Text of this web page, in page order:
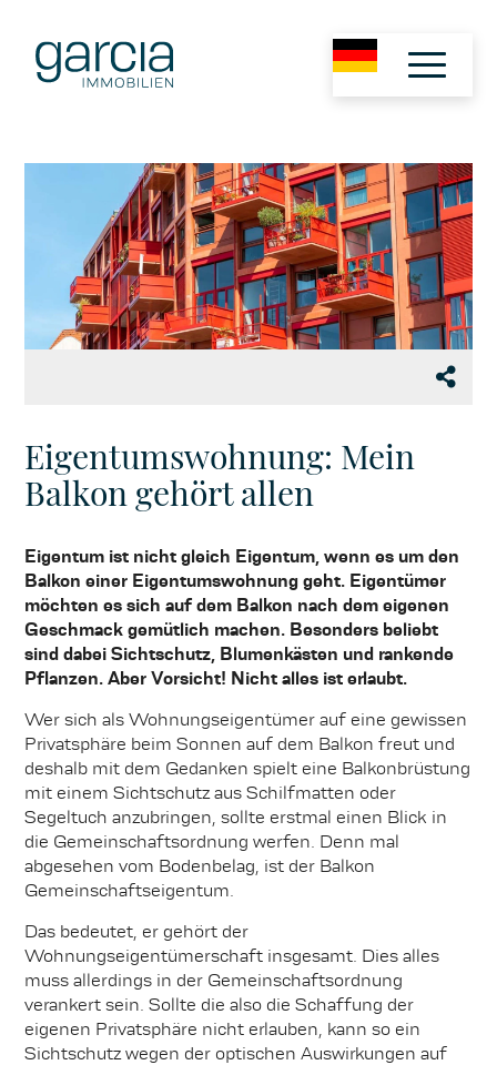
Eigentumswohnung: Mein
Balkon gehört allen
Eigentum ist nicht gleich Eigentum, wenn es um den
Balkon einer Eigentumswohnung geht. Eigentümer
möchten es sich auf dem Balkon nach dem eigenen
Geschmack gemütlich machen. Besonders beliebt
sind dabei Sichtschutz, Blumenkästen und rankende
Pflanzen. Aber Vorsicht! Nicht alles ist erlaubt.
Wer sich als Wohnungseigentümer auf eine gewissen
Privatsphäre beim Sonnen auf dem Balkon freut und
deshalb mit dem Gedanken spielt eine Balkonbrüstung
mit einem Sichtschutz aus Schilfmatten oder
Segeltuch anzubringen, sollte erstmal einen Blick in
die Gemeinschaftsordnung werfen. Denn mal
abgesehen vom Bodenbelag, ist der Balkon
Gemeinschaftseigentum.
Das bedeutet, er gehört der
Wohnungseigentümerschaft insgesamt. Dies alles
muss allerdings in der Gemeinschaftsordnung
verankert sein. Sollte die also die Schaffung der
eigenen Privatsphäre nicht erlauben, kann so ein
Sichtschutz wegen der optischen Auswirkungen auf